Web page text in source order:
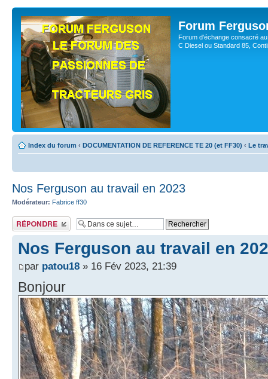
Forum
Forum d'échange consacré
C Diesel ou Standard 85,
Index du forum ‹ DOCUMENTATION DE REFERENCE TE 20 (et FF30) ‹ Le
Nos Ferguson au travail en 2023
Modérateur: Fabrice ff30
Publier une réponse
Nos Ferguson au travail en
par patou18 » 16 Fév 2023, 21:39
Bonjour